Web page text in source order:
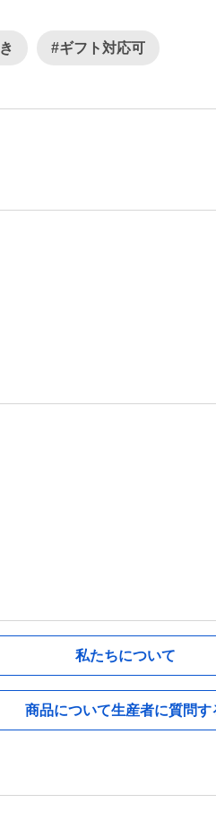
#ギフト対応可
私たちについて
商品について生産者に質問す